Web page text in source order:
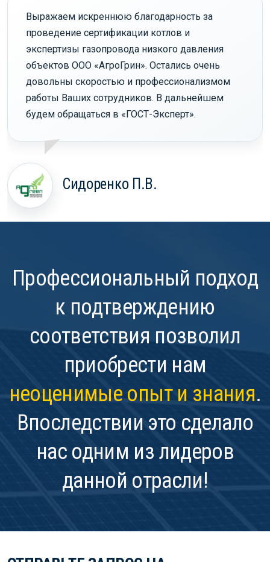
Выражаем искреннюю благодарность за
проведение сертификации котлов и
экспертизы газопровода низкого давления
объектов ООО «АгроГрин». Остались очень
довольны скоростью и профессионализмом
работы Ваших сотрудников. В дальнейшем
будем обращаться в «ГОСТ-Эксперт».
Сидоренко П.В.
Профессиональный подход
к подтверждению
соответствия позволил
приобрести нам
неоценимые опыт и знания.
Впоследствии это сделало
нас одним из лидеров
данной отрасли!